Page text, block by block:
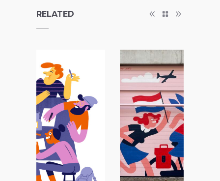
RELATED
Mural – 3 Nijmeegse
verzetsvrouwen
Editorial Illustration Independent Projects
Product Design